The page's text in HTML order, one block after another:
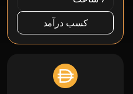
کسب درآمد